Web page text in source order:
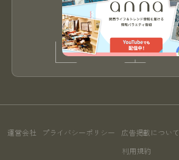
運営会社 プライバシーポリシー 広告掲載について
利用規約